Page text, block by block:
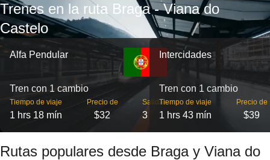
Trenes en la ruta Braga - Viana do
Castelo
Alfa Pendular
Tren con 1 cambio
Tiempo de viaje
1 hrs 18 mín
Precio de
$32
Salidas
3
Intercidades
Tren con 1 cambio
Tiempo de viaje
1 hrs 43 mín
Precio de
$39
Rutas populares desde Braga y Viana do